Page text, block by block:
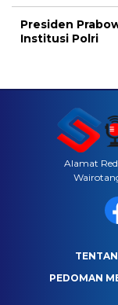
Presiden
Institusi Polri
Alamat
PEDOMAN